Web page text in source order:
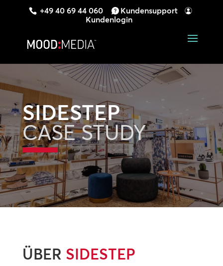
+49 40 69 44 060
Kundensupport
Kundenlogin
SIDESTEP
CASE STUDY
ÜBER SIDESTEP